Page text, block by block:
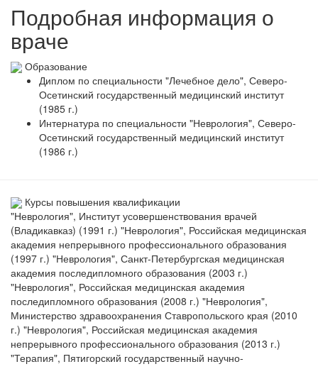
Подробная информация о
враче
Образование
Диплом по специальности "Лечебное дело", Северо-
Осетинский государственный медицинский институт
(1985 г.)
Интернатура по специальности "Неврология", Северо-
Осетинский государственный медицинский институт
(1986 г.)
Курсы повышения квалификации
"Неврология", Институт усовершенствования врачей
(Владикавказ) (1991 г.) "Неврология", Российская медицинская
академия непрерывного профессионального образования
(1997 г.) "Неврология", Санкт-Петербургская медицинская
академия последипломного образования (2003 г.)
"Неврология", Российская медицинская академия
последипломного образования (2008 г.) "Неврология",
Министерство здравоохранения Ставропольского края (2010
г.) "Неврология", Российская медицинская академия
непрерывного профессионального образования (2013 г.)
"Терапия", Пятигорский государственный научно-